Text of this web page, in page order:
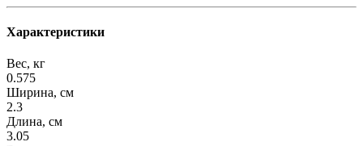
Характеристики
Вес, кг
0.575
Ширина, см
2.3
Длина, см
3.05